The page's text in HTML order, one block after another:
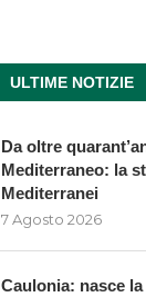
ULTIME NOTIZIE
Da oltre
Mediterraneo: la
Mediterranei
7 Agosto 2026
Caulonia: nasce